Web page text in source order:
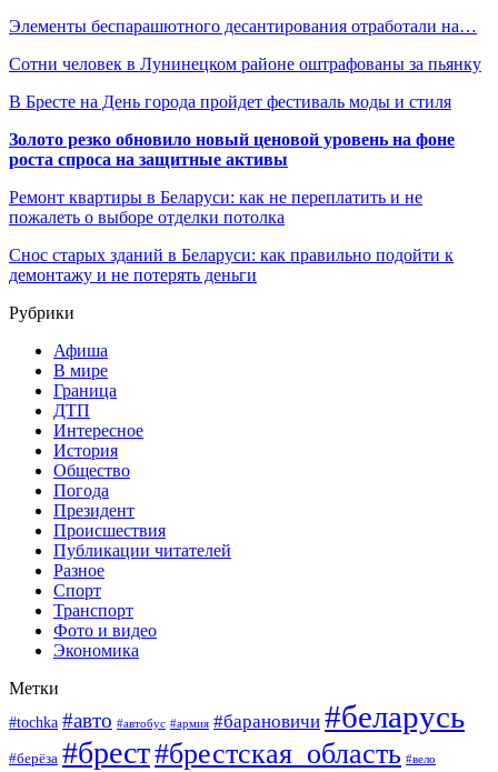
Элементы беспарашютного десантирования отработали на…
Сотни человек в Лунинецком районе оштрафованы за пьянку
В Бресте на День города пройдет фестиваль моды и стиля
Золото резко обновило новый ценовой уровень на фоне
роста спроса на защитные активы
Ремонт квартиры в Беларуси: как не переплатить и не
пожалеть о выборе отделки потолка
Снос старых зданий в Беларуси: как правильно подойти к
демонтажу и не потерять деньги
Рубрики
Афиша
В мире
Граница
ДТП
Интересное
История
Общество
Погода
Президент
Происшествия
Публикации читателей
Разное
Спорт
Транспорт
Фото и видео
Экономика
Метки
#tochka #авто #автобус #армия #барановичи #беларусь
#берёза #брест#брестская_область #вело